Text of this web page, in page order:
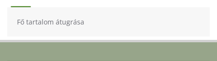
Fő tartalom átugrása